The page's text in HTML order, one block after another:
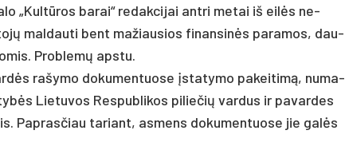
„Kultū­ros ba­rai“ re­dak­ci­jai ant­ri me­tai iš eilės ne­
mal­dau­ti bent ma­žiau­sios fi­nan­sinės pa­ra­mos, dau­
Prob­lemų ap­stu.
ra­šy­mo do­ku­men­tuo­se įsta­ty­mo pa­kei­timą, nu­ma­
Lie­tu­vos Res­pub­li­kos pi­lie­čių var­dus ir pa­var­des
Pap­ras­čiau ta­riant, as­mens do­ku­men­tuo­se jie galės